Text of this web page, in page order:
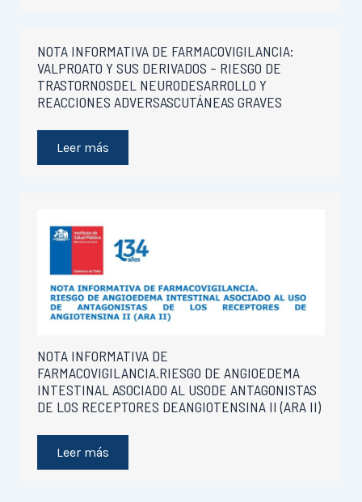
NOTA INFORMATIVA DE FARMACOVIGILANCIA:
VALPROATO Y SUS DERIVADOS – RIESGO DE
TRASTORNOSDEL NEURODESARROLLO Y
REACCIONES ADVERSASCUTÁNEAS GRAVES
Leer más
NOTA INFORMATIVA DE
FARMACOVIGILANCIA.RIESGO DE ANGIOEDEMA
INTESTINAL ASOCIADO AL USODE ANTAGONISTAS
DE LOS RECEPTORES DEANGIOTENSINA II (ARA II)
Leer más